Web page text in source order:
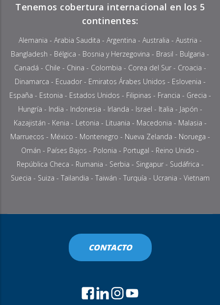
Tenemos cobertura internacional en los 5
continentes:
Alemania - Arabia Saudita - Argentina - Australia - Austria -
Bangladesh - Bélgica - Bosnia y Herzegovina - Brasil - Bulgaria -
Canadá - Chile - China - Colombia - Corea del Sur - Croacia -
Dinamarca - Ecuador- Emiratos Árabes Unidos - Eslovenia -
España - Estonia - Estados Unidos - Filipinas - Francia - Grecia -
Hungría - India - Indonesia - Irlanda - Israel - Italia - Japón -
Kazajistán - Kenia - Letonia - Lituania - Macedonia - Malasia -
Marruecos - México - Montenegro - Nueva Zelanda - Noruega -
Omán - Países Bajos - Polonia - Portugal - Reino Unido -
República Checa - Rumania - Serbia - Singapur- Sudáfrica -
Suecia - Suiza - Tailandia - Taiwán - Turquía - Ucrania - Vietnam
CONTACTO